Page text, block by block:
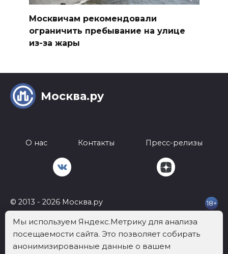
Москвичам рекомендовали
ограничить пребывание на улице
из-за жары
Москва.ру
О нас Контакты Пресс-релизы
© 2013 - 2026 Москва.ру 18+
Телефон: Почта: info@mockva.ru
г.Санкт-Петербург, ВН.ТЕР.Г. МУНИЦИПАЛЬНЫЙ ОКРУГ АПТЕКАРСКИЙ
ОСТРОВ, УЛ ЧАПЫГИНА, Д. 6 ЛИТЕРА П, ОФИС 316
Федеральной службе по надзору в сфере связи, информационных
Мы используем Яндекс.Метрику для анализа
посещаемости сайта. Это позволяет собирать
анонимизированные данные о вашем